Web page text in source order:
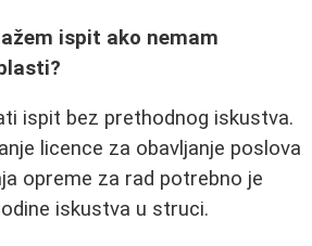
ispit ako nemam
ispit bez prethodnog iskustva.
licence za obavljanje poslova
opreme za rad potrebno je
iskustva u struci.